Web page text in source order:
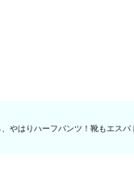
はりハーフパンツ！靴もエスパ